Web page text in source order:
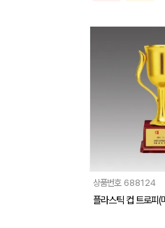
상품번호 688124
플라스틱 컵 트로피